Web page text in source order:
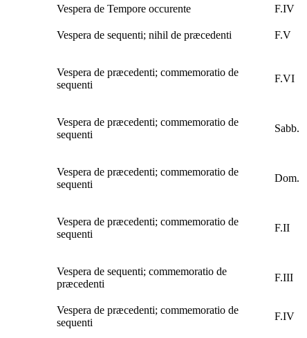
Vespera de Tempore occurente F.IV
Vespera de sequenti; nihil de præcedenti F.V
Vespera de præcedenti; commemoratio de
sequenti
F.VI
Vespera de præcedenti; commemoratio de
sequenti
Sabb.
Vespera de præcedenti; commemoratio de
sequenti
Dom.
Vespera de præcedenti; commemoratio de
sequenti
F.II
Vespera de sequenti; commemoratio de
præcedenti
F.III
Vespera de præcedenti; commemoratio de
sequenti
F.IV